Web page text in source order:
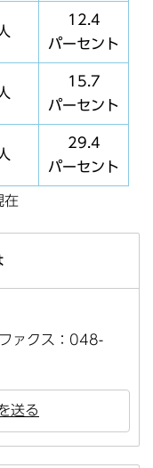
12.4
パーセント
15.7
パーセント
29.4
パーセント
在
ァクス：048-
送る